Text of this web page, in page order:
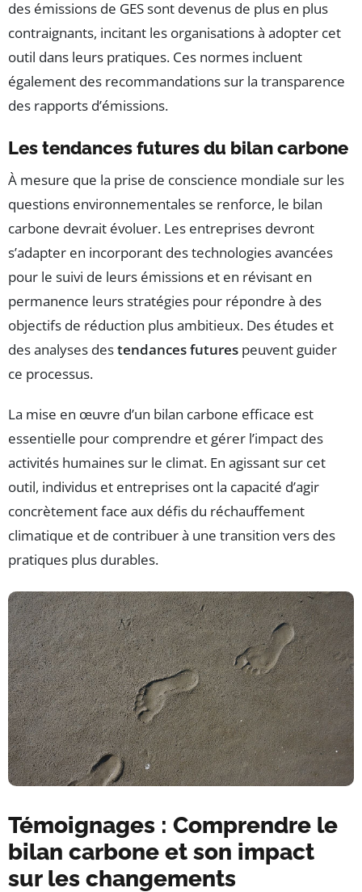
des émissions de GES sont devenus de plus en plus
contraignants, incitant les organisations à adopter cet
outil dans leurs pratiques. Ces normes incluent
également des recommandations sur la transparence
des rapports d’émissions.
Les tendances futures du bilan carbone
À mesure que la prise de conscience mondiale sur les
questions environnementales se renforce, le bilan
carbone devrait évoluer. Les entreprises devront
s’adapter en incorporant des technologies avancées
pour le suivi de leurs émissions et en révisant en
permanence leurs stratégies pour répondre à des
objectifs de réduction plus ambitieux. Des études et
des analyses destendances futures peuvent guider
ce processus.
La mise en œuvre d’un bilan carbone efficace est
essentielle pour comprendre et gérer l’impact des
activités humaines sur le climat. En agissant sur cet
outil, individus et entreprises ont la capacité d’agir
concrètement face aux défis du réchauffement
climatique et de contribuer à une transition vers des
pratiques plus durables.
Témoignages : Comprendre le
bilan carbone et son impact
sur les changements